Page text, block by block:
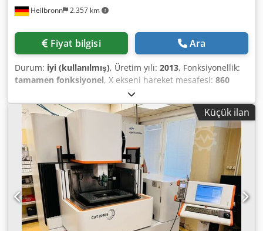
Heilbronn 2.357 km
Fiyat bilgisi Ara
Durum: iyi (kullanılmış), Üretim yılı: 2013, Fonksiyonellik:
tamamen fonksiyonel, X ekseni hareket mesafesi: 860
, Y ekseni hareket mesafesi:
mesafesi:600 mm, CNC kontrol Heidenhain iTNC530 24'lü
otomatik takım değiştirici elektronik el çarkı talaş
konveyörü IKZ (içten kesici sıvı soğutma) emiş sistemi
Teknik veriler: X hareketi: 860 mm Dcedpfxjy Hqmhj Agfsk Y
hareketi: 560 mm Z hareketi: 600 mm Mil bağlama: SK 40
Devir aralığı: 0–10000 devir/dak X,Y,Z hızlı hareket: 24,24,20
m/dak Tabla bağlama alanı: 1000x560 mm Takım
değiştirme magazin kapasitesi: 24 Mil tahrik gücü 40% ED:
18,5 kW Ağırlık: yaklaşık 6.500 kg Teknik veriler, aksesuarlar
ve makine açıklaması bağlayıcı değildir.
Küçük ilan